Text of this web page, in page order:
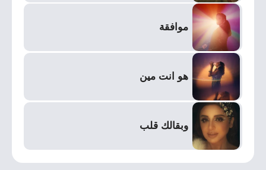
موافقة
هو انت مين
وبقالك قلب